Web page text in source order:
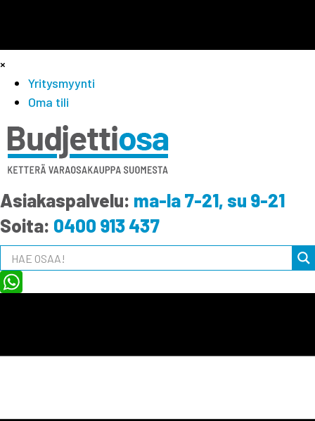
×
Yritysmyynti
Oma tili
Asiakaspalvelu: ma-la 7-21, su 9-21
Soita: 0400 913 437